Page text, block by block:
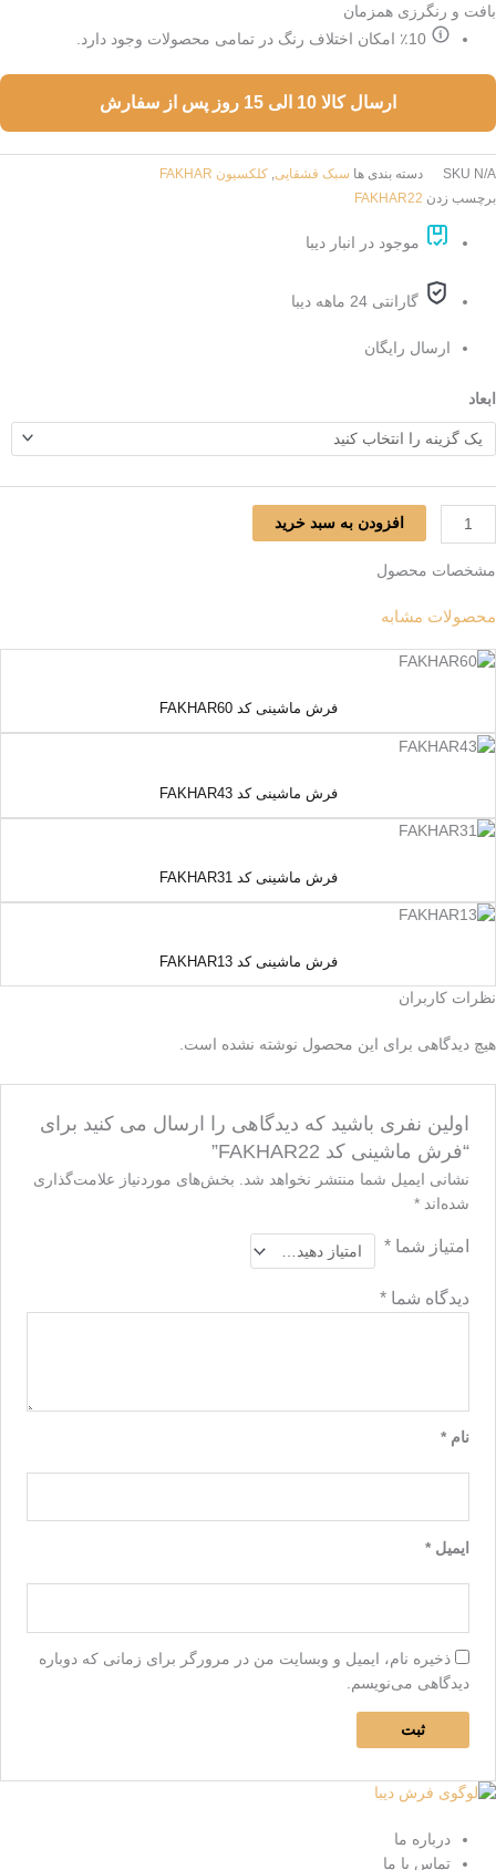
و رنگرزی همزمان
٪10 امکان اختلاف رنگ در تمامی محصولات وجود دارد.
ارسال کالا 10 الی 15 روز پس از سفارش
SKUN/ دسته بندی ها سبک قشقایی ,کلکسیون FAKHAR
زدن FAKHAR22
موجود در انبار دیبا
گارانتی 24 ماهه دیبا
ارسال رایگان
افزودن به سبد خرید
محصول
مشابه
فرش ماشینی کد FAKHAR60
فرش ماشینی کد FAKHAR43
فرش ماشینی کد FAKHAR31
فرش ماشینی کد FAKHAR13
کاربران
دیدگاهی برای این محصول نوشته نشده است.
اولین نفری باشید که دیدگاهی را ارسال می کنید برای
“فرش ماشینی کد FAKHAR22”
نشانی ایمیل شما منتشر نخواهد شد. بخش‌های موردنیاز علامت‌گذاری
شده‌اند*
امتیاز شما*
دیدگاه شما*
نام*
ایمیل*
ذخیره نام، ایمیل و وبسایت من در مرورگر برای زمانی که دوباره
دیدگاهی می‌نویسم.
درباره ما
تماس با ما